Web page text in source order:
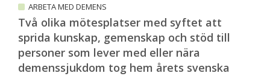
ARBETA MED DEMENS
Två olika mötesplatser med syftet att
sprida kunskap, gemenskap och stöd till
personer som lever med eller nära
demenssjukdom tog hem årets svenska